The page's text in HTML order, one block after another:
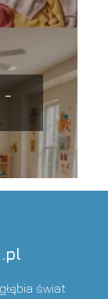
–
świat